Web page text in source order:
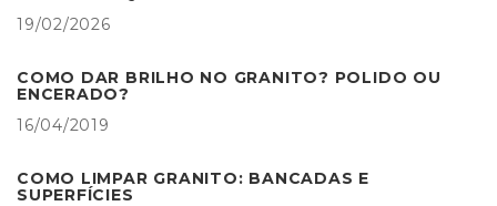
19/02/2026
COMO DAR BRILHO NO GRANITO? POLIDO OU
ENCERADO?
16/04/2019
COMO LIMPAR GRANITO: BANCADAS E
SUPERFÍCIES